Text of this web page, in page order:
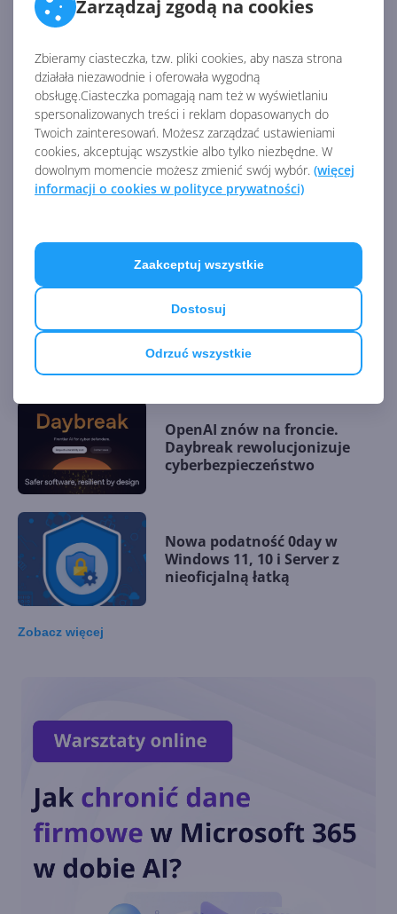
Zarządzaj zgodą na cookies
Zbieramy ciasteczka, tzw. pliki cookies, aby nasza strona
działała niezawodnie i oferowała wygodną
obsługę.Ciasteczka pomagają nam też w wyświetlaniu
spersonalizowanych treści i reklam dopasowanych do
Twoich zainteresowań. Możesz zarządzać ustawieniami
cookies, akceptując wszystkie albo tylko niezbędne. W
dowolnym momencie możesz zmienić swój wybór. (więcej
informacji o cookies w polityce prywatności)
Odrzuć wszystkie
Dostosuj
Zaakceptuj wszystkie
Źródło:
microsoft-announces-new-solutions-for-threat-
intelligence-and-attack-surface-management/
AKTUALNOŚCI Z KATEGORII
BEZPIECZEŃSTWO
mocarnego GPT-5.5 Cyber
Microsoft kontratakuje.
MDASH miażdży GPT-5.5 i
Anthropic Mythos
OpenAI znów na froncie.
Daybreak rewolucjonizuje
cyberbezpieczeństwo
Nowa podatność 0day w
Windows 11, 10 i Server z
nieoficjalną łatką
Setki Milionów Ataków
Dziennie. Microsoft Zwiększa
wysiłki na rzecz
cyberbezpieczeństwa:
Microsoft rozszerza
Zobacz więcej